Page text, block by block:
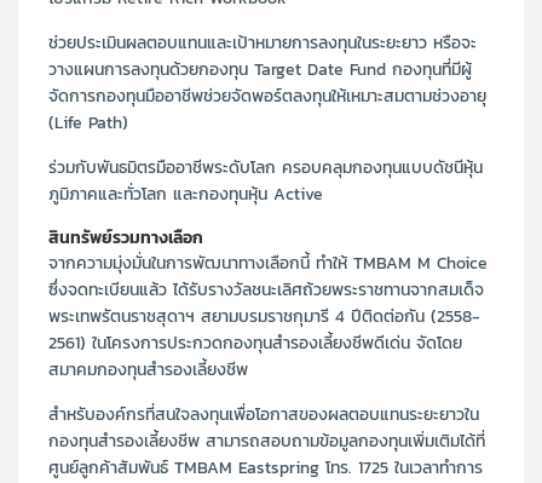
ช่วยประเมินผลตอบแทนและเป้าหมายการลงทุนในระยะยาว หรือจะ
วางแผนการลงทุนด้วยกองทุน Target Date Fund กองทุนที่มีผู้
จัดการกองทุนมืออาชีพช่วยจัดพอร์ตลงทุนให้เหมาะสมตามช่วงอายุ
(Life Path)
ร่วมกับพันธมิตรมืออาชีพระดับโลก ครอบคลุมกองทุนแบบดัชนีหุ้น
ภูมิภาคและทั่วโลก และกองทุนหุ้น Active
สินทรัพย์รวมทางเลือก
จากความมุ่งมั่นในการพัฒนาทางเลือกนี้ ทำให้ TMBAM M Choice
ซึ่งจดทะเบียนแล้ว ได้รับรางวัลชนะเลิศถ้วยพระราชทานจากสมเด็จ
พระเทพรัตนราชสุดาฯ สยามบรมราชกุมารี 4 ปีติดต่อกัน (2558-
2561) ในโครงการประกวดกองทุนสำรองเลี้ยงชีพดีเด่น จัดโดย
สมาคมกองทุนสำรองเลี้ยงชีพ
สำหรับองค์กรที่สนใจลงทุนเพื่อโอกาสของผลตอบแทนระยะยาวใน
กองทุนสำรองเลี้ยงชีพ สามารถสอบถามข้อมูลกองทุนเพิ่มเติมได้ที่
ศูนย์ลูกค้าสัมพันธ์ TMBAM Eastspring โทร. 1725 ในเวลาทำการ